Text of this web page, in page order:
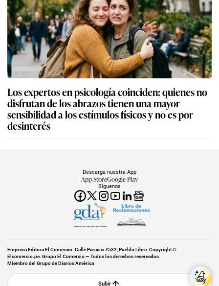
Los expertos en psicología coinciden: quienes no
disfrutan de los abrazos tienen una mayor
sensibilidad a los estímulos físicos y no es por
desinterés
Síguenos
Descarga nuestra App
App StoreGoogle Play
Miembro del Grupo de Diarios América
Empresa Editora El Comercio. Calle Paracas #532, Pueblo Libre. Copyright ©
Elcomercio.pe. Grupo El Comercio — Todos los derechos reservados
Miembro del Grupo de Diarios América
Subir